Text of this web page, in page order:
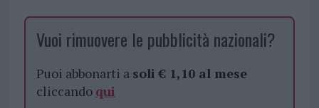
Vuoi rimuovere le pubblicità nazionali?
Puoi abbonarti a soli € 1,10 al mese
cliccando qui